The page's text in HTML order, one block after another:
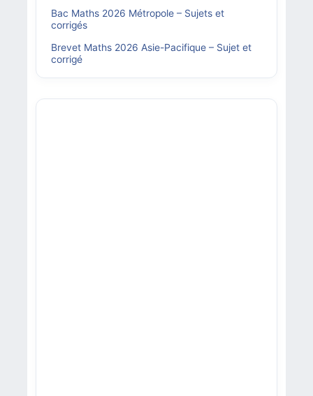
Bac Maths 2026 Métropole – Sujets et
corrigés
Brevet Maths 2026 Asie-Pacifique – Sujet et
corrigé